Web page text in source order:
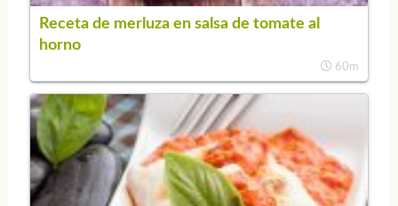
Receta de merluza en salsa de tomate al
horno
60m